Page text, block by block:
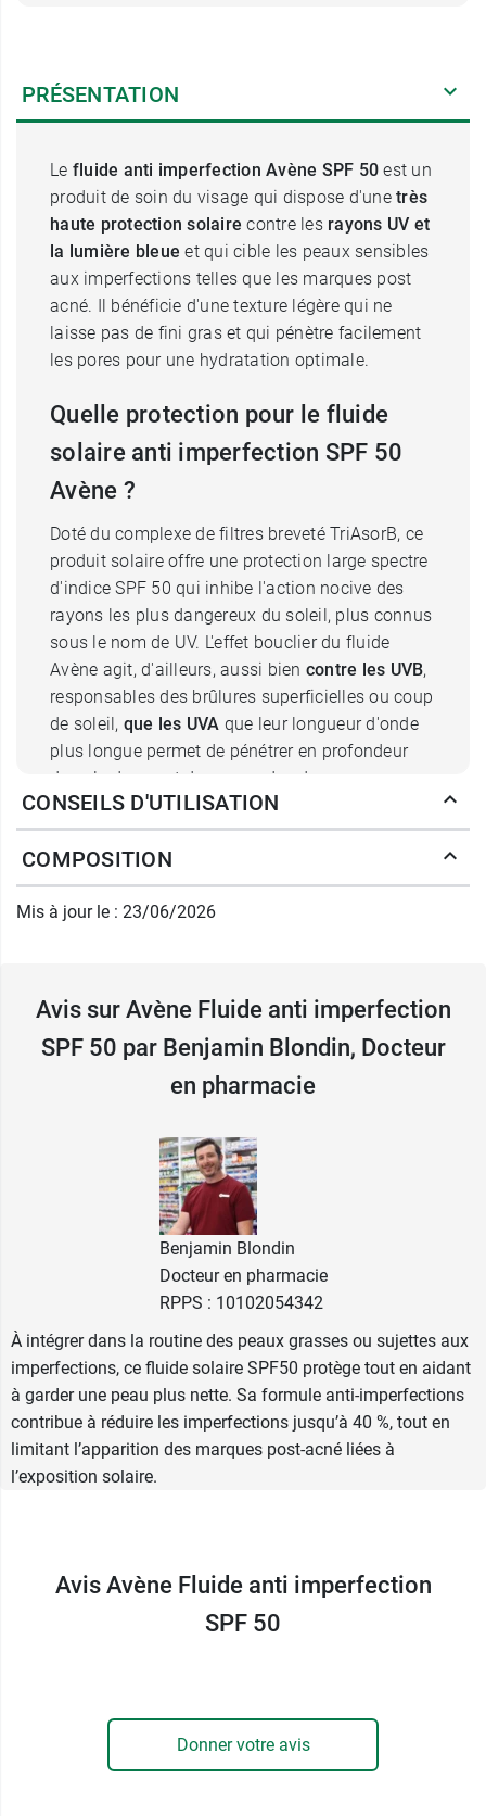
PRÉSENTATION
Le fluide anti imperfection Avène SPF 50 est un
produit de soin du visage qui dispose d'une très
haute protection solaire contre les rayons UV et
la lumière bleue et qui cible les peaux sensibles
aux imperfections telles que les marques post
acné. Il bénéficie d'une texture légère qui ne
laisse pas de fini gras et qui pénètre facilement
les pores pour une hydratation optimale.
Quelle protection pour le fluide
solaire anti imperfection SPF 50
Avène ?
Doté du complexe de filtres breveté TriAsorB, ce
produit solaire offre une protection large spectre
d'indice SPF 50 qui inhibe l'action nocive des
rayons les plus dangereux du soleil, plus connus
sous le nom de UV. L'effet bouclier du fluide
Avène agit, d'ailleurs, aussi bien contre les UVB,
responsables des brûlures superficielles ou coup
de soleil, que les UVA que leur longueur d'onde
plus longue permet de pénétrer en profondeur
dans le derme et de causer des dommages
importants sur les cellules. Il
photovieillissementet l'apparition des taches
pigmentaires . Toutefois, sa protection ne
s'arrête pas là puisqu'elles'oppose également à
la lumière bleue, de source artificielle, mais tout
Fluide solaire SPF 50 au zinc
Avène contre les imperfections
L'autre ingrédient principal de ce fluide solaire
antioxydantes contribuent à
production de sébumet à réduire, par
conséquent, les risques d'irritations cutanées. Il
va permette, également, de diminuer l'apparition
de l'acné et depurifier le visage de l'excès de
dont les bactéries raffolent. Enfin, il
apaisent la peau et lui redonnent son confort
naturel. Sa texture légère reste invisible à la
surface du visage et offre unebonne base de
maquillage.
Ce fluide solaire se combine très bien avec le
Conditionnement :Flacon pompe de 40 ml
CONSEILS D'UTILISATION
COMPOSITION
Mis à jour le : 23/06/2026
Avis sur Avène Fluide anti imperfection
SPF 50 par Benjamin Blondin, Docteur
en pharmacie
Benjamin Blondin
Docteur en pharmacie
RPPS : 10102054342
À intégrer dans la routine des peaux grasses ou sujettes aux
imperfections, ce fluide solaire SPF50 protège tout en aidant
à garder une peau plus nette. Sa formule anti-imperfections
contribue à réduire les imperfections jusqu’à 40 %, tout en
limitant l’apparition des marques post-acné liées à
l’exposition solaire.
Avis Avène Fluide anti imperfection
SPF 50
Donner votre avis